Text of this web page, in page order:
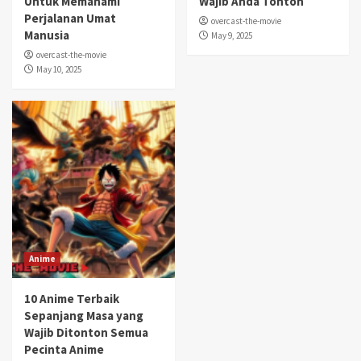
Perjalanan Umat
Manusia
overcast-the-movie
May 10, 2025
overcast-the-movie
May 9, 2025
Anime
10 Anime Terbaik
Sepanjang Masa yang
Wajib Ditonton Semua
Pecinta Anime